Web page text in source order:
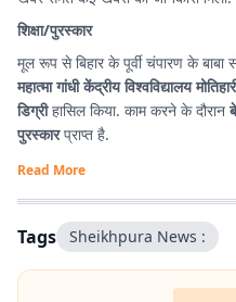
शिक्षा/पुरस्कार
मूल रूप से बिहार के पूर्वी चंपारण के बाबा
महात्मा गांधी केंद्रीय विश्वविद्यालय
डिग्रीहासिल किया. काम करने के दौरान
पुरस्कारप्राप्त है.
Read More
Tags Sheikhpura News :